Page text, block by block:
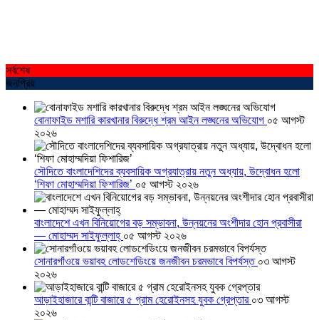
সর্বশেষ
জনপ্রিয়
বোনাফাইড মশারি কারখানার বিরুদ্ধে শ্রম আইন লঙ্ঘনের অভিযোগ ০৫ আগস্ট
২০২৬
সৌদিতে বাংলাদেশিদের ব্যবসায়িক অগ্রযাত্রায় নতুন অধ্যায়, উদ্বোধন হলো
‘শিফা মোহাম্মদিয়া ফিশারিজ’ ০৫ আগস্ট ২০২৬
বাংলাদেশে এখন বিনিয়োগের বড় সম্ভাবনা, উন্নয়নের অংশীদার হোন প্রবাসীরা
— মোহাম্মদ সাইফুল্লাহ্ ০৫ আগস্ট ২০২৬
সোনারগাঁওয়ে ভয়াবহ লোডশেডিংয়ে জনজীবন চরমভাবে বিপর্যস্ত ০৩ আগস্ট
২০২৬
আড়াইহাজারে বান্টি বাজারে ৫ গ্রাম হেরোইনসহ যুবক গ্রেপ্তার ০৩ আগস্ট
২০২৬